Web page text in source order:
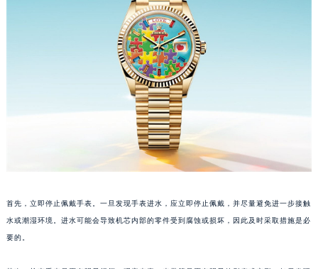
首先，立即停止佩戴手表。一旦发现手表进水，应立即停止佩戴，并尽量避免进一步接触
水或潮湿环境。进水可能会导致机芯内部的零件受到腐蚀或损坏，因此及时采取措施是必
要的。